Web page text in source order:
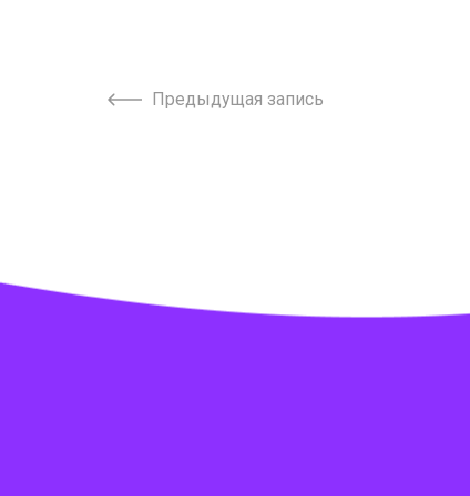
Предыдущая запись